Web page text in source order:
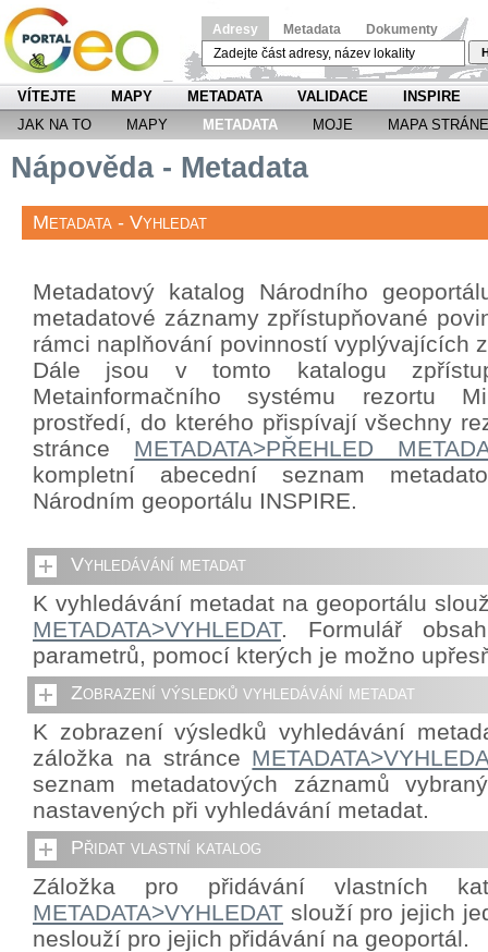
Adresy Metadata Dokumenty
VÍTEJTE MAPY METADATA VALIDACE
INSPIRE
JAK NA TO
MAPY METADATA MOJE MAPA
Nápověda - Metadata
Metadata - Vyhledat
Metadatový katalog Národního
metadatové záznamy zpřístupňované
rámci naplňování povinností vyplývajících
Dále jsou v tomto katalogu
Metainformačního systému rezortu
prostředí, do kterého přispívají všechny
stránce METADATA>PŘEHLED
kompletní abecední seznam
Národním geoportálu INSPIRE.
Vyhledávání metadat
K vyhledávání metadat na geoportálu
METADATA>VYHLEDAT. Formulář
parametrů, pomocí kterých je možno
Zobrazení výsledků vyhledávání metadat
K zobrazení výsledků vyhledávání
záložka na stránce
seznam metadatových záznamů
nastavených při vyhledávání metadat.
Přidat vlastní katalog
Záložka pro přidávání vlastních
METADATA>VYHLEDAT slouží pro jejich
neslouží pro jejich přidávání na geoportál.